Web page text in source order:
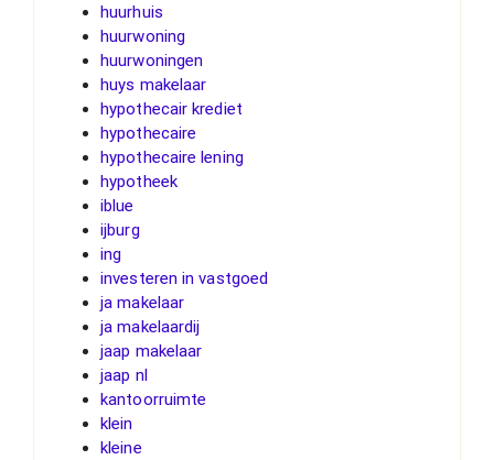
huurhuis
huurwoning
huurwoningen
huys makelaar
hypothecair krediet
hypothecaire
hypothecaire lening
hypotheek
iblue
ijburg
ing
investeren in vastgoed
ja makelaar
ja makelaardij
jaap makelaar
jaap nl
kantoorruimte
klein
kleine